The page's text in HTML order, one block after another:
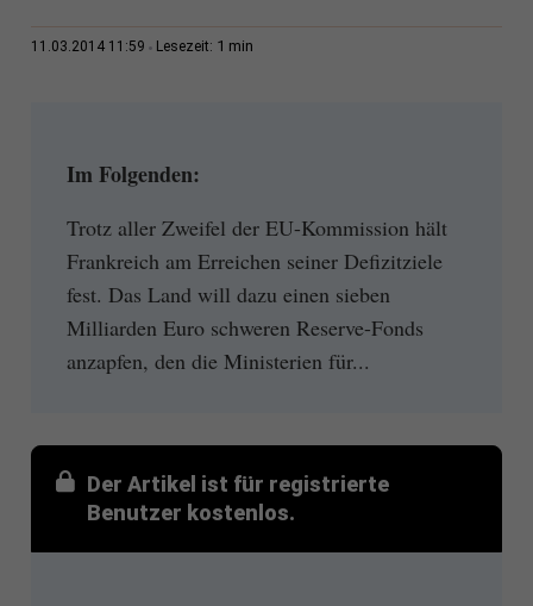
11.03.2014 11:59 Lesezeit: 1 min
Im Folgenden:
Trotz aller Zweifel der EU-Kommission hält
Frankreich am Erreichen seiner Defizitziele
fest. Das Land will dazu einen sieben
Milliarden Euro schweren Reserve-Fonds
anzapfen, den die Ministerien für...
Der Artikel ist für registrierte
Benutzer kostenlos.